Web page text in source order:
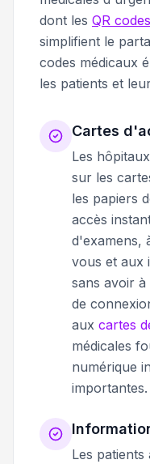
dont les QR
simplifient le
codes médicaux
les patients et
Cartes
Les
sur les
les papiers
accès
d'examens,
vous et aux
sans avoir à
de
aux cartes
médicales
numérique
importantes.
Les patients